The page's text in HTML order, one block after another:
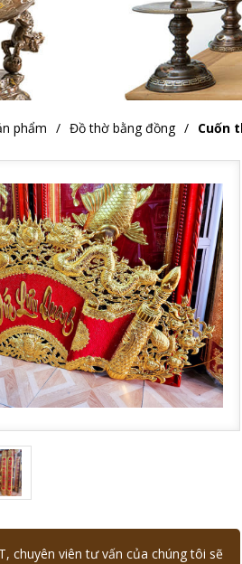
phẩm Đồ thờ bằng đồng Cuốn
chuyên viên tư vấn của chúng tôi sẽ